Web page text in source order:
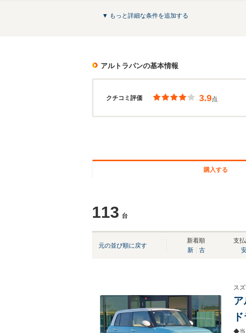
▼ もっと詳細な条件を追加する
アルトラパンの基本情報
クチコミ評価 3.9点
購入する
113 台
元の並び順に戻す
新着順
新
古
支
ス